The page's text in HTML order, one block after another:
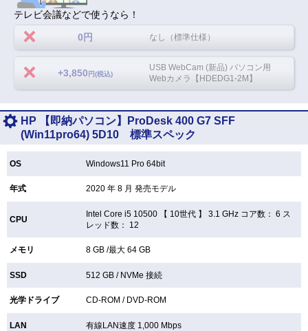
テレビ会議などで使うなら！
0円 なし（標準仕様）
+3,850 円(税込)
USB WebCam (新品) パソコン用
Webカメラ【HDEDG1-2M】
HP 【即納パソコン】ProDesk 400 G7 SFF
(Win11pro64) 5D10 標準スペック
OS Windows11 Pro 64bit
年式 2020 年 8 月 発売モデル
CPU
Intel Core i5 10500 【 10世代 】 3.1 GHz コア数： 6 ス
レッド数： 12
メモリ 8 GB /最大 64 GB
SSD 512 GB / NVMe 接続
光学ドライブ CD-ROM / DVD-ROM
LAN 有線LAN速度 1,000 Mbps